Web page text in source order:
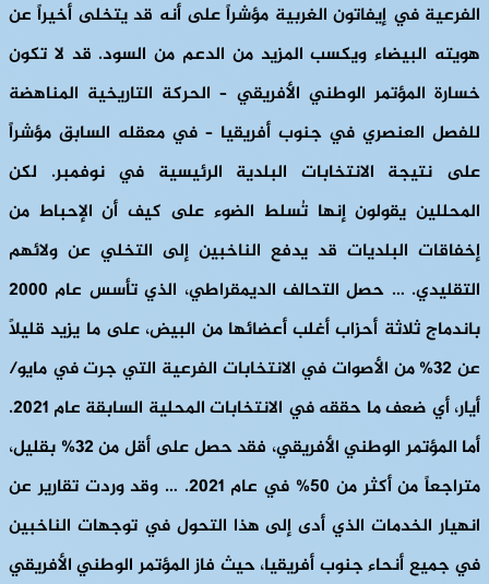
الفرعية في إيفاتون الغربية مؤشراً على أنه قد يتخلى أخيراً عن
هويته البيضاء ويكسب المزيد من الدعم من السود. قد لا تكون
خسارة المؤتمر الوطني الأفريقي – الحركة التاريخية المناهضة
للفصل العنصري في جنوب أفريقيا – في معقله السابق مؤشراً
على نتيجة الانتخابات البلدية الرئيسية في نوفمبر. لكن
المحللين يقولون إنها تُسلط الضوء على كيف أن الإحباط من
إخفاقات البلديات قد يدفع الناخبين إلى التخلي عن ولائهم
التقليدي. … حصل التحالف الديمقراطي، الذي تأسس عام 2000
باندماج ثلاثة أحزاب أغلب أعضائها من البيض، على ما يزيد قليلاً
عن 32% من الأصوات في الانتخابات الفرعية التي جرت في مايو/
أيار، أي ضعف ما حققه في الانتخابات المحلية السابقة عام 2021.
أما المؤتمر الوطني الأفريقي، فقد حصل على أقل من 32% بقليل،
متراجعاً من أكثر من 50% في عام 2021. … وقد وردت تقارير عن
انهيار الخدمات الذي أدى إلى هذا التحول في توجهات الناخبين
في جميع أنحاء جنوب أفريقيا، حيث فاز المؤتمر الوطني الأفريقي